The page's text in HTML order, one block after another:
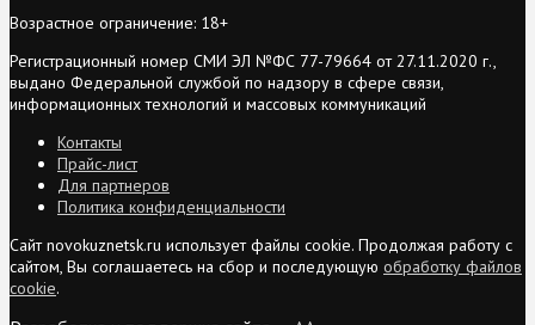
Возрастное ограничение: 18+
Регистрационный номер СМИ ЭЛ №ФС 77-79664 от 27.11.2020 г.,
выдано Федеральной службой по надзору в сфере связи,
информационных технологий и массовых коммуникаций
Контакты
Прайс-лист
Для партнеров
Политика конфиденциальности
Сайт novokuznetsk.ru использует файлы cookie. Продолжая работу с
сайтом, Вы соглашаетесь на сбор и последующую обработку файлов
cookie.